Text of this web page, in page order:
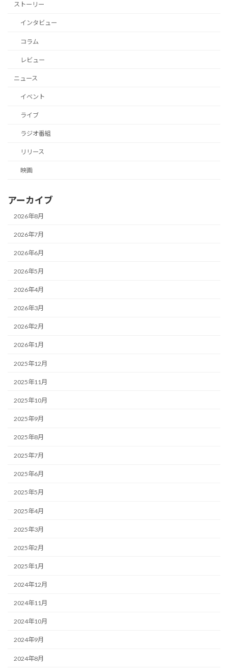
ストーリー
インタビュー
コラム
レビュー
ニュース
イベント
ライブ
ラジオ番組
リリース
映画
アーカイブ
2026年8月
2026年7月
2026年6月
2026年5月
2026年4月
2026年3月
2026年2月
2026年1月
2025年12月
2025年11月
2025年10月
2025年9月
2025年8月
2025年7月
2025年6月
2025年5月
2025年4月
2025年3月
2025年2月
2025年1月
2024年12月
2024年11月
2024年10月
2024年9月
2024年8月